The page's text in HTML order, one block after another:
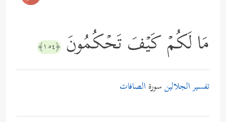
مَا لَكُمۡ كَیۡفَ تَحۡكُمُونَ ﴿١٥٤﴾
تفسير الجلالينسورة الصافات